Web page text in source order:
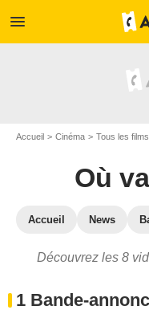
menu
Accueil Cinéma Tous les films
Où
Accueil News
Découvrez les 8
1 Bande-